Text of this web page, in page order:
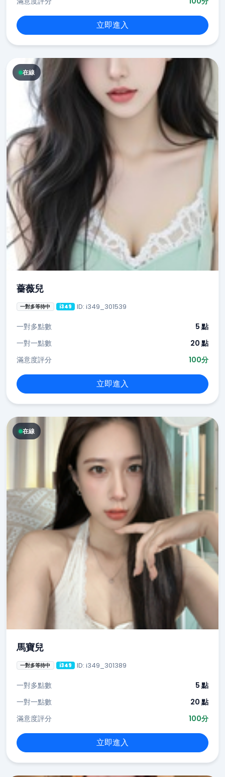
立即進入
在線
薔薇兒
一對多等待中 i349 ID: i349_301539
一對多點數
5 點
一對一點數
20 點
滿意度評分
100分
立即進入
在線
馬寶兒
一對多等待中 i349 ID: i349_301389
一對多點數
5 點
一對一點數
20 點
滿意度評分
100分
立即進入